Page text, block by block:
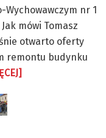
Wychowawczym nr 1
mówi Tomasz
otwarto oferty
remontu budynku